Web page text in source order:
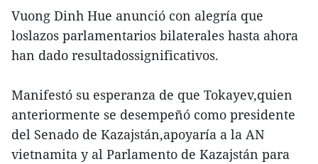
Vuong Dinh Hue anunció con alegría que
loslazos parlamentarios bilaterales hasta ahora
han dado resultadossignificativos.
Manifestó su esperanza de que Tokayev,quien
anteriormente se desempeñó como presidente
del Senado de Kazajstán,apoyaría a la AN
vietnamita y al Parlamento de Kazajstán para